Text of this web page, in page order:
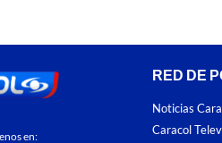
en:
RED DE
Noticias
Caracol